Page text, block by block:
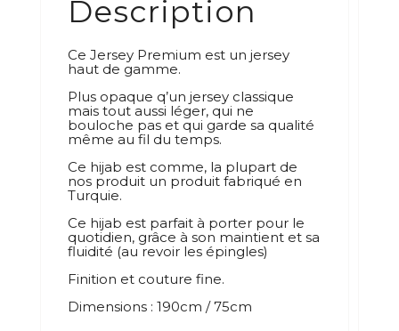
Description
Ce Jersey Premium est un jersey
haut de gamme.
Plus opaque q’un jersey classique
mais tout aussi léger, qui ne
bouloche pas et qui garde sa qualité
même au fil du temps.
Ce hijab est comme, la plupart de
nos produit un produit fabriqué en
Turquie.
Ce hijab est parfait à porter pour le
quotidien, grâce à son maintient et sa
fluidité (au revoir les épingles)
Finition et couture fine.
Dimensions : 190cm / 75cm